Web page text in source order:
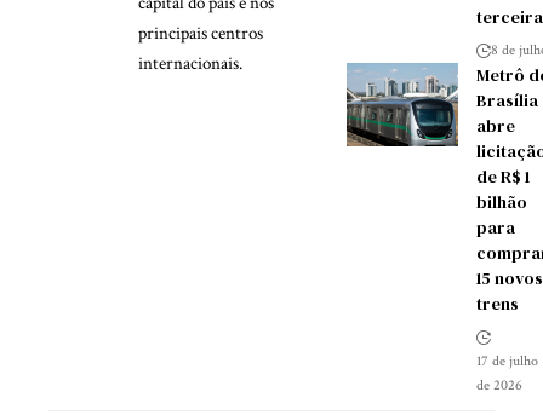
principais centros
internacionais.
8 de
Metrô
Brasília
abre
de R$ 1
bilhão
para
15 novos
trens
17 de julho
de 2026